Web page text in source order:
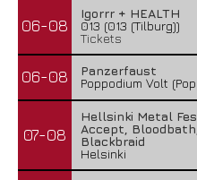
06-08
Igorrr + HEALTH
013 (013 (Tilburg))
Tickets
06-08
Panzerfaust
Poppodium Volt
07-08
Hellsinki Metal
Accept,
Blackbraid
Helsinki